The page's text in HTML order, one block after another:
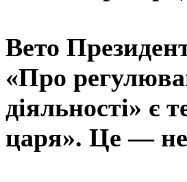
Вето
«Про
діяльності» є
царя». Це —